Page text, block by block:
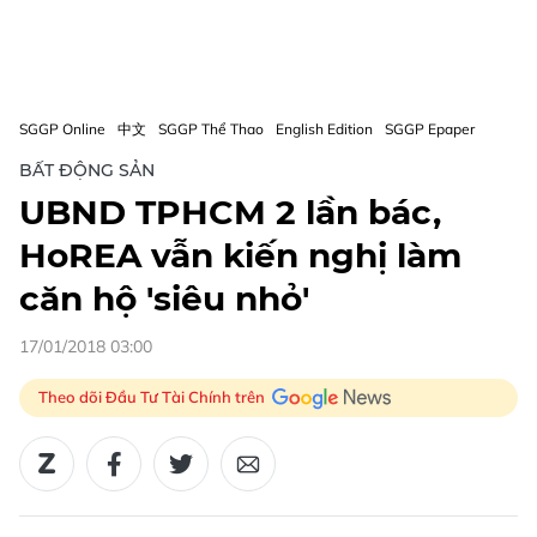
SGGP Online 中文 SGGP Thể Thao English Edition SGGP Epaper
BẤT ĐỘNG SẢN
UBND TPHCM 2 lần bác,
HoREA vẫn kiến nghị làm
căn hộ 'siêu nhỏ'
17/01/2018 03:00
Theo dõi Đầu Tư Tài Chính trên